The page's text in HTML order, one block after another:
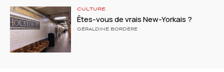
CULTURE
Êtes-vous de vrais New-Yorkais ?
GÉRALDINE BORDÈRE